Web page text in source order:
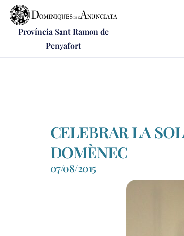
Província Sant Ramon de
Penyafort
CELEBRAR LA
DOMÈNEC
07/08/2015